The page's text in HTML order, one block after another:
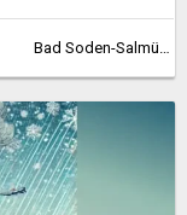
Bad Soden-Salmünster
Baunatal
Biedenkopf